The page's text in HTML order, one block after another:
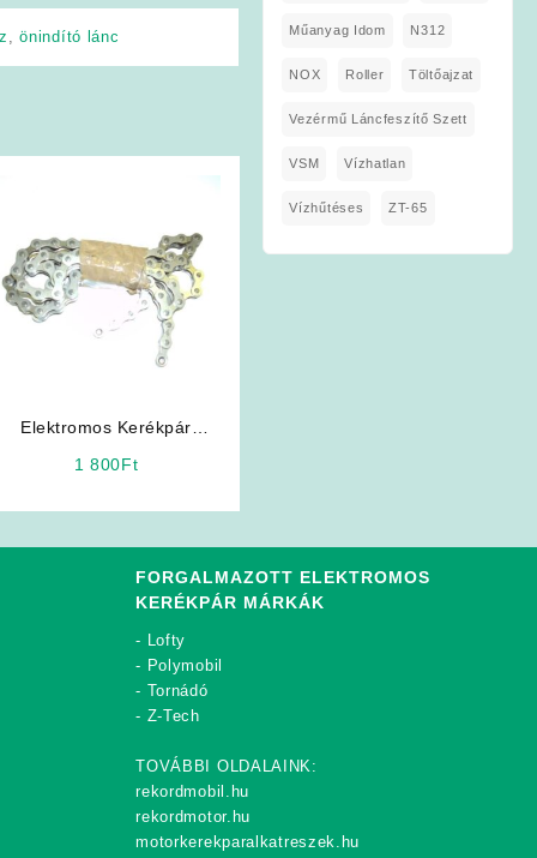
,önindító lánc
Elektromos Kerékpár
1 800Ft
Műanyag Idom N312
NOX Roller Töltőajzat
Vezérmű Láncfeszítő Szett
VSM Vízhatlan
Vízhűtéses ZT-65
FORGALMAZOTT ELEKTROMOS
KERÉKPÁR MÁRKÁK
- Lofty
- Polymobil
- Tornádó
- Z-Tech
TOVÁBBI OLDALAINK:
rekordmobil.hu
rekordmotor.hu
motorkerekparalkatreszek.hu